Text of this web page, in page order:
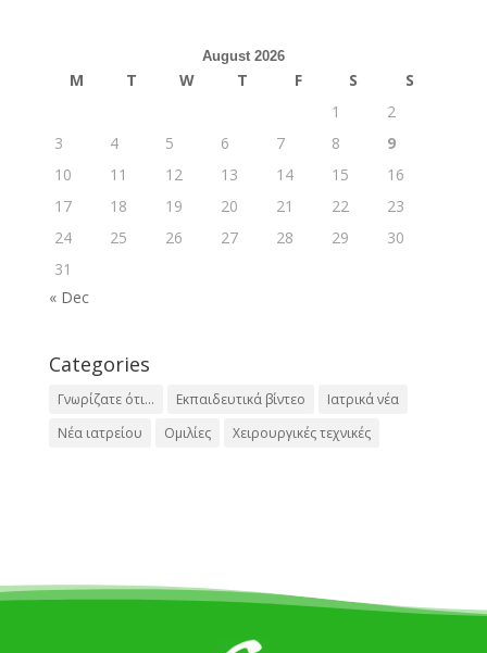
August 2026
M T W T F S
S
1
2
3
4 5 6 7 8
9
10
11 12 13 14 15
16
17
18 19 20 21 22
23
24
25 26 27 28 29
30
31
« Dec
Categories
Γνωρίζατε ότι... Εκπαιδευτικά βίντεο
Ιατρικά νέα
Νέα ιατρείου
Ομιλίες Χειρουργικές τεχνικές